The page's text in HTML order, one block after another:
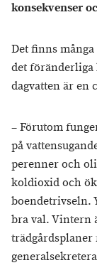
konsekvenser
Det finns
det föränderliga
dagvatten är en
– Förutom
på
perenner och
koldioxid och
boendetrivseln.
bra val. Vintern
trädgårdsplaner